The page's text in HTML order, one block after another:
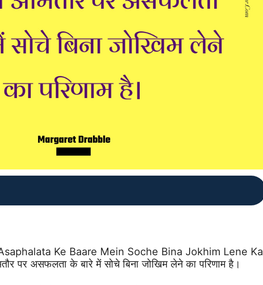
Ke Baare Mein Soche Bina Jokhim Lene Ka
पर असफलता के बारे में सोचे बिना जोखिम लेने का परिणाम है।